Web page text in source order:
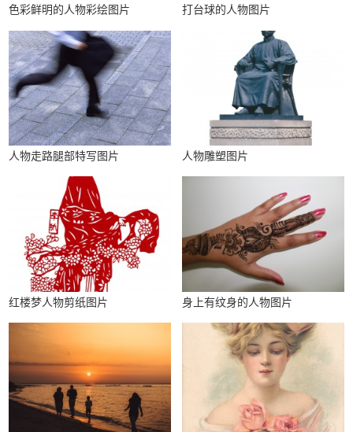
色彩鲜明的人物彩绘图片 打台球的人物图片
人物走路腿部特写图片 人物雕塑图片
红楼梦人物剪纸图片 身上有纹身的人物图片